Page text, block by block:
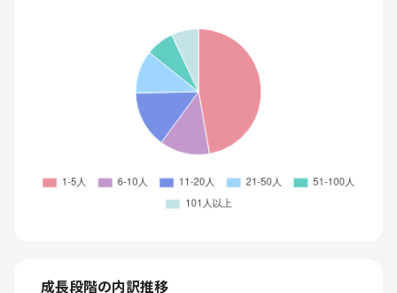
成長段階の内訳推移